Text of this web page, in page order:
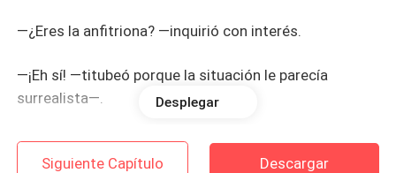
—¿Eres la anfitriona? —inquirió con interés.
—¡Eh sí! —titubeó porque la situación le parecía
surrealista—.
—¿Es tu casa? —preguntó señalando el inmueble.
Desplegar
Siguiente Capítulo Descargar